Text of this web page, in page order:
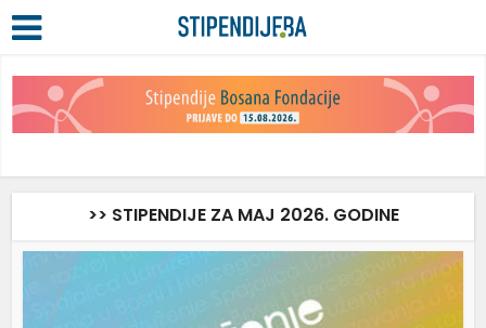
>> STIPENDIJE ZA MAJ 2026. GODINE